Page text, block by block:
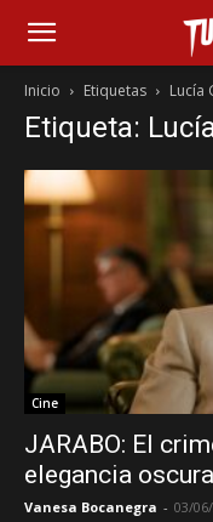
Inicio Etiquetas Lucía
Etiqueta:
Cine
JARABO: El
elegancia
Vanesa Bocanegra - 03/